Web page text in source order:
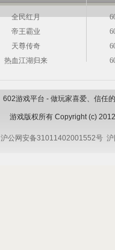
全民红月
帝王霸业
天尊传奇
热血江湖归来
602游戏平台 - 做玩家喜爱、信任
游戏版权所有 Copyright (c)
沪公网安备31011402001552号